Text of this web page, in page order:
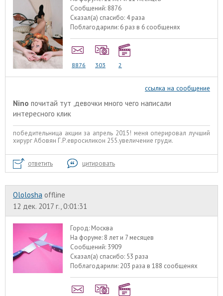
Сообщений: 8876
Сказал(а) спасибо: 4 раза
Поблагодарили: 6 раз в 6 сообщенях
8876 303 2
ссылка на сообщение
Nino почитай тут ,девочки много чего написали
интересного клик
победительница акции за апрель 2015! меня оперировал лучший
хирург Абовян Г.Р.евросиликон 255.увеличение груди.
ответить цитировать
Ololosha offline
12 дек. 2017 г., 0:01:31
Город: Москва
На форуме: 8 лет и 7 месяцев
Сообщений: 3909
Сказал(а) спасибо: 53 раза
Поблагодарили: 203 раза в 188 сообщенях